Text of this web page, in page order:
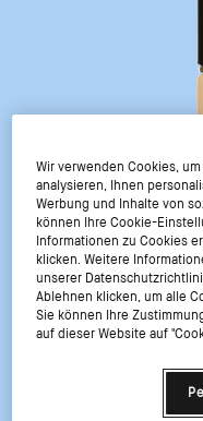
Weightless Skin
Wir verwenden Cookies,
analysieren, Ihnen
Werbung und Inhalte von
können Ihre Cookie-
Informationen zu Cookies
klicken. Weitere
unserer
Ablehnen klicken, um alle
Sie können Ihre
auf dieser Website auf